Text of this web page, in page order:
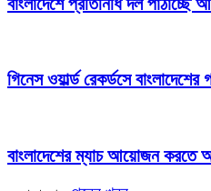
গিনেস ওয়ার্ল্ড রেকর্ডসে বাংলাদেশের
বাংলাদেশের ম্যাচ আয়োজন করতে